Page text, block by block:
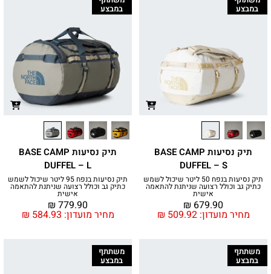
במבצע
תיק נסיעות BASE CAMP
DUFFEL – S
תיק נסיעות בנפח 50 ליטר שיכול לשמש
כתיק גב וכולל רצועה שניתנת להתאמה
אישית
מחיר מועדון: ₪ 509.92
₪ 679.90
במבצע
תיק נסיעות BASE CAMP
DUFFEL – L
תיק נסיעות בנפח 95 ליטר שיכול לשמש
כתיק גב וכולל רצועה שניתנת להתאמה
אישית
מחיר מועדון: ₪ 584.93
₪ 779.90
משתתף
במבצע
משתתף
במבצע